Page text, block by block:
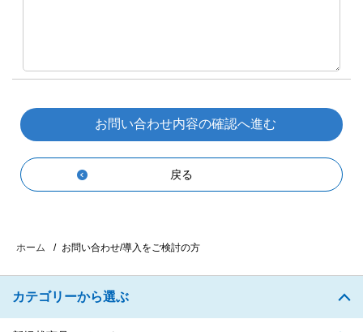
戻る
ホーム お問い合わせ/導入をご検討の方
カテゴリーから選ぶ